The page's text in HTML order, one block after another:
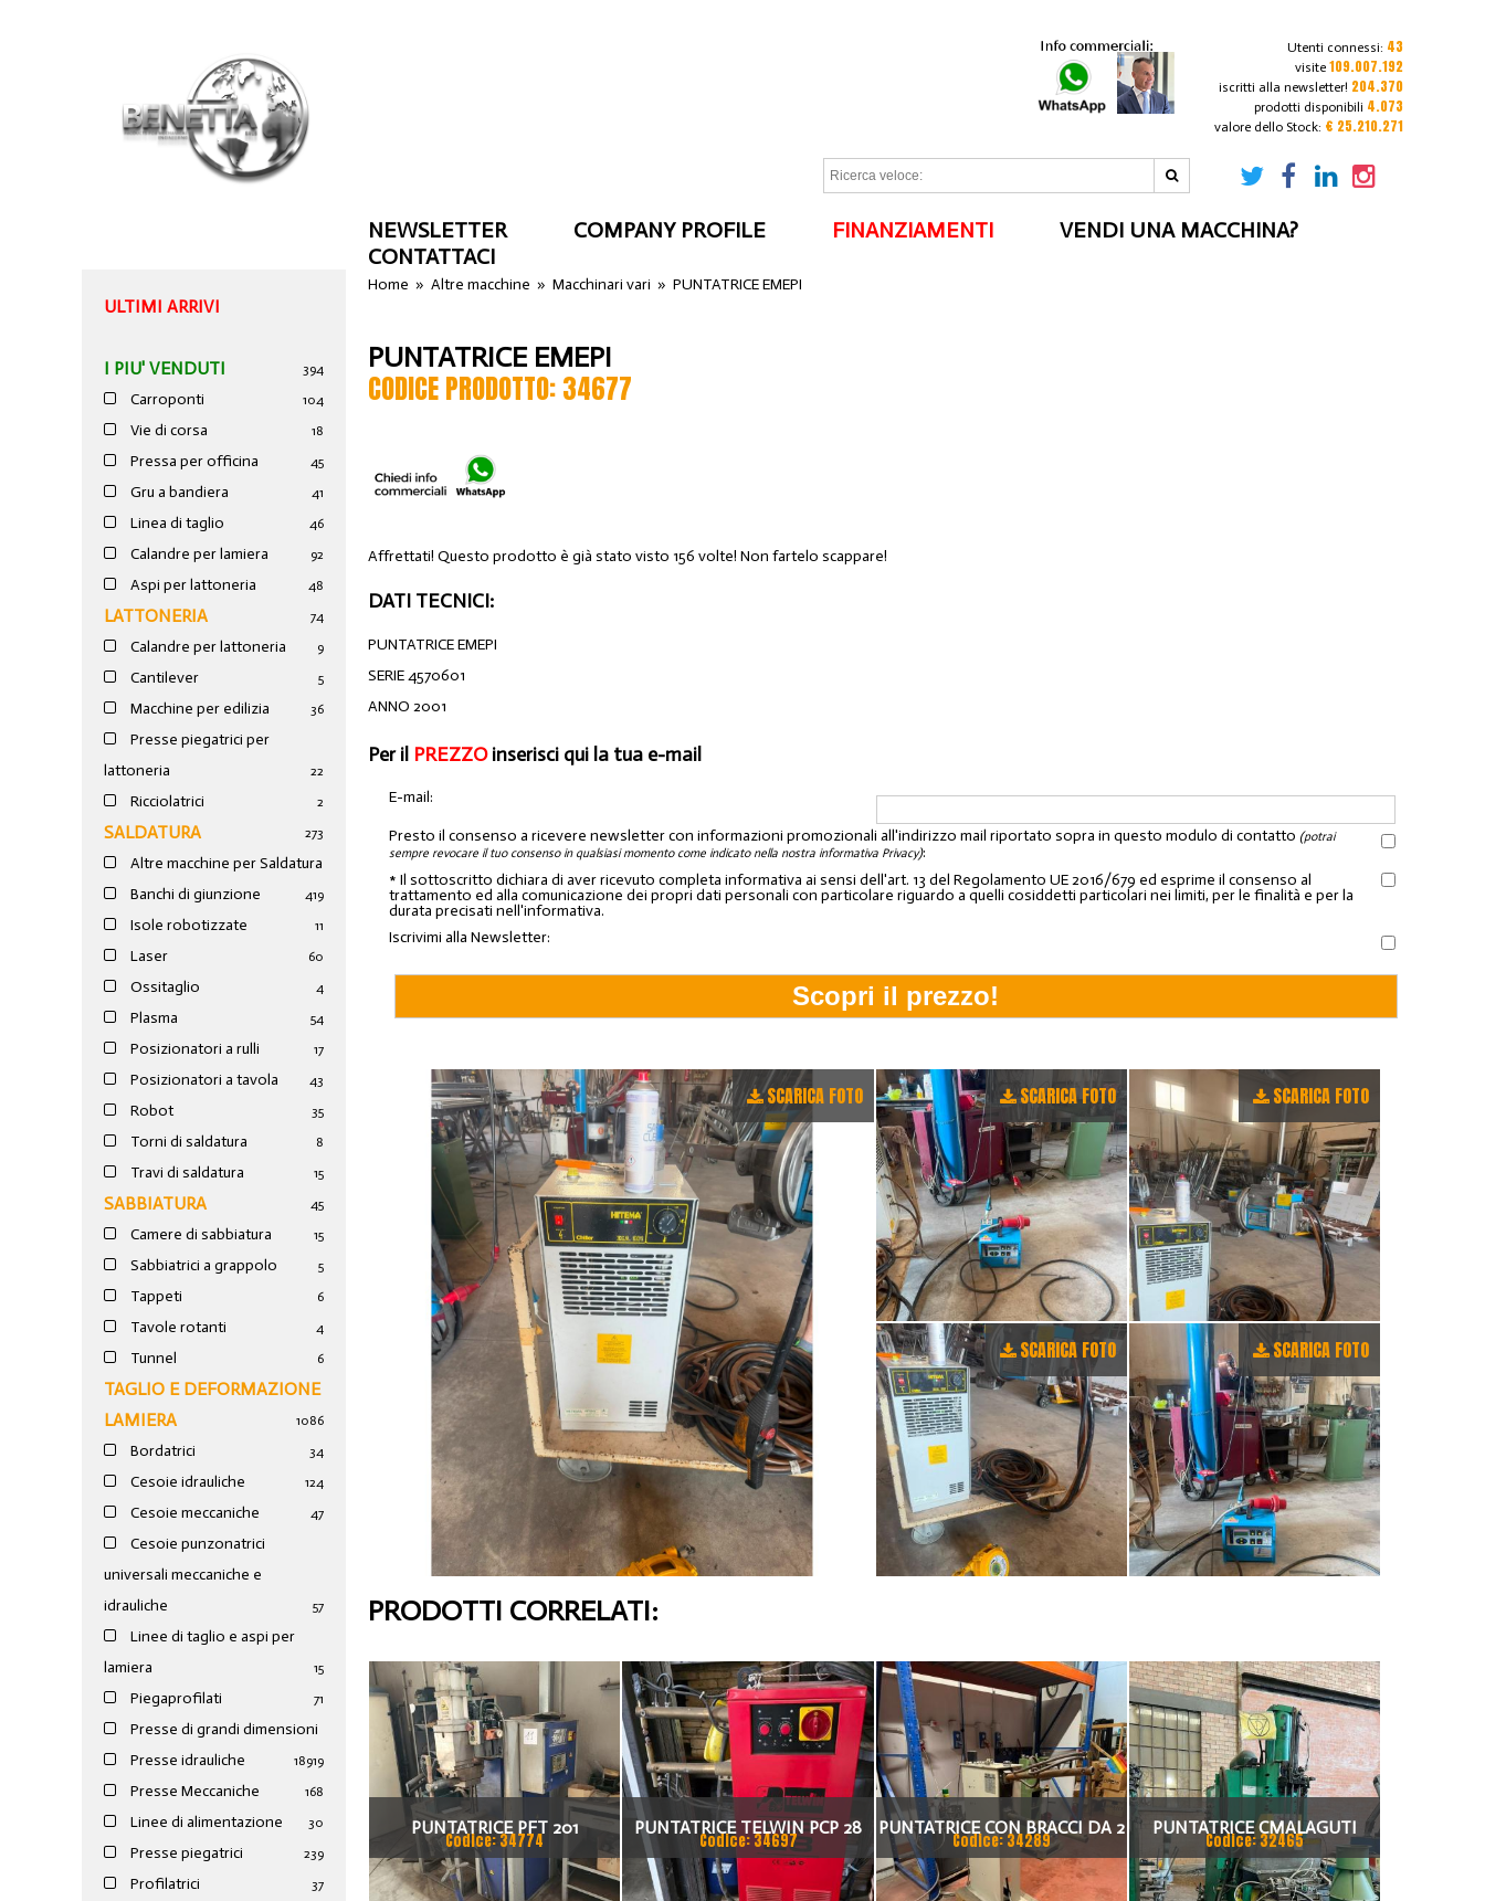
Utenti connessi: 43
visite 109.007.192
iscritti alla newsletter! 204.370
prodotti disponibili 4.073
valore dello Stock: € 25.210.271
NEWSLETTER COMPANY PROFILE FINANZIAMENTI
VENDI UNA MACCHINA?
CONTATTACI
ULTIMI ARRIVI
I PIU' VENDUTI 394
Carroponti 104
Vie di corsa 18
Pressa per officina 45
Gru a bandiera 41
Linea di taglio 46
Calandre per lamiera 92
Aspi per lattoneria 48
LATTONERIA 74
Calandre per lattoneria 9
Cantilever 5
Macchine per edilizia 36
Presse piegatrici per
lattoneria
22
Ricciolatrici 2
SALDATURA 273
Altre macchine per Saldatura
19
Banchi di giunzione 4
Isole robotizzate 11
Laser 60
Ossitaglio 4
Plasma 54
Posizionatori a rulli 17
Posizionatori a tavola 43
Robot 35
Torni di saldatura 8
Travi di saldatura 15
SABBIATURA 45
Camere di sabbiatura 15
Sabbiatrici a grappolo 5
Tappeti 6
Tavole rotanti 4
Tunnel 6
TAGLIO E DEFORMAZIONE
LAMIERA
1086
Bordatrici 34
Cesoie idrauliche 124
Cesoie meccaniche 47
Cesoie punzonatrici
universali meccaniche e
idrauliche
57
Linee di taglio e aspi per
lamiera
15
Piegaprofilati 71
Presse di grandi dimensioni
19
Presse idrauliche 189
Presse Meccaniche 168
Linee di alimentazione 30
Presse piegatrici 239
Profilatrici 37
Home »Altre macchine »Macchinari vari »PUNTATRICE EMEPI
PUNTATRICE EMEPI
CODICE PRODOTTO: 34677
Affrettati! Questo prodotto è già stato visto 156 volte! Non fartelo scappare!
DATI TECNICI:
PUNTATRICE EMEPI
SERIE 4570601
ANNO 2001
Per il PREZZOinserisci qui la tua e-mail
E-mail:
Presto il consenso a ricevere newsletter con informazioni promozionali all'indirizzo mail riportato sopra in questo modulo di contatto (potrai
sempre revocare il tuo consenso in qualsiasi momento come indicato nella nostra informativa Privacy):
* Il sottoscritto dichiara di aver ricevuto completa informativa ai sensi dell'art. 13 del Regolamento UE 2016/679 ed esprime il consenso al
trattamento ed alla comunicazione dei propri dati personali con particolare riguardo a quelli cosiddetti particolari nei limiti, per le finalità e per la
durata precisati nell'informativa.
Iscrivimi alla Newsletter:
SCARICA FOTO SCARICA FOTO SCARICA FOTO
SCARICA FOTO SCARICA FOTO
PRODOTTI CORRELATI:
PUNTATRICE PFT 201
Codice: 34774
PUNTATRICE TELWIN PCP 28
Codice: 34697
PUNTATRICE CON BRACCI DA 2
METRI PER FERRO
Codice: 34289
PUNTATRICE CMALAGUTI
Codice: 32465